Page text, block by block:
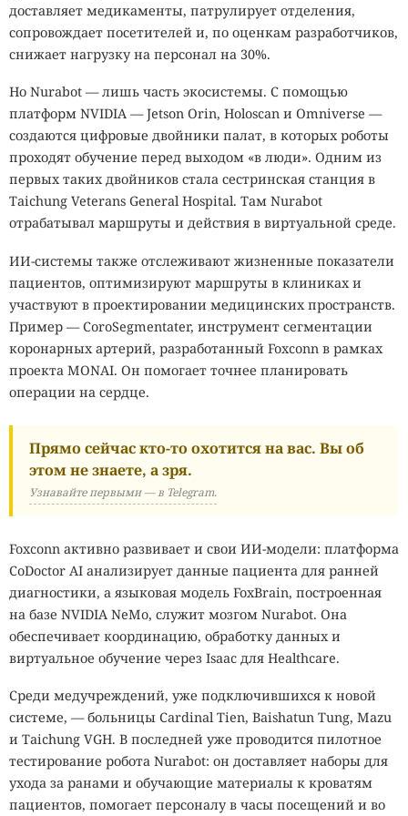
доставляет медикаменты, патрулирует отделения,
сопровождает посетителей и, по оценкам разработчиков,
снижает нагрузку на персонал на 30%.
Но Nurabot — лишь часть экосистемы. С помощью
платформ NVIDIA — Jetson Orin, Holoscan и Omniverse —
создаются цифровые двойники палат, в которых роботы
проходят обучение перед выходом «в люди». Одним из
первых таких двойников стала сестринская станция в
Taichung Veterans General Hospital. Там Nurabot
отрабатывал маршруты и действия в виртуальной среде.
ИИ-системы также отслеживают жизненные показатели
пациентов, оптимизируют маршруты в клиниках и
участвуют в проектировании медицинских пространств.
Пример — CoroSegmentater, инструмент сегментации
коронарных артерий, разработанный Foxconn в рамках
проекта MONAI. Он помогает точнее планировать
операции на сердце.
Прямо сейчас кто-то охотится на вас. Вы об
этом не знаете, а зря.
Узнавайте первыми — в Telegram.
Foxconn активно развивает и свои ИИ-модели: платформа
CoDoctor AI анализирует данные пациента для ранней
диагностики, а языковая модель FoxBrain, построенная
на базе NVIDIA NeMo, служит мозгом Nurabot. Она
обеспечивает координацию, обработку данных и
виртуальное обучение через Isaac для Healthcare.
Среди медучреждений, уже подключившихся к новой
системе, — больницы Cardinal Tien, Baishatun Tung, Mazu
и Taichung VGH. В последней уже проводится пилотное
тестирование робота Nurabot: он доставляет наборы для
ухода за ранами и обучающие материалы к кроватям
пациентов, помогает персоналу в часы посещений и во